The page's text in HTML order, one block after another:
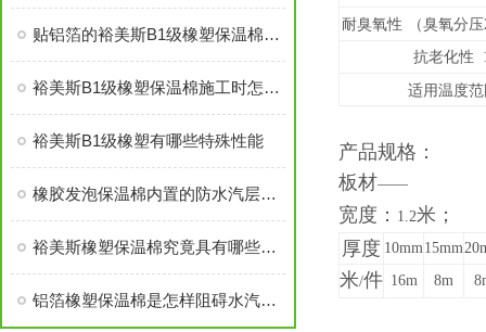
贴铝箔的裕美斯B1级橡塑保温棉优点技术指标
裕美斯B1级橡塑保温棉施工时怎样选配及体积计算方法
裕美斯B1级橡塑有哪些特殊性能
橡胶发泡保温棉内置的防水汽层结构说明
裕美斯橡塑保温棉究竟具有哪些优势，你知道吗？
铝箔橡塑保温棉是怎样阻碍水汽渗入的？
耐臭氧性
（臭氧分压
抗老化性
适用温度
产品规格：
板材——
宽度： 1.2米；
厚度 10mm15mm
米/件 16m 8m